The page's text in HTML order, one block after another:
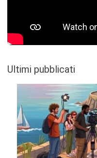
Ultimi pubblicati